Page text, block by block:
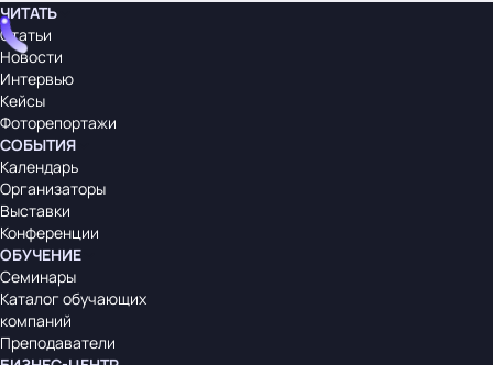
ЧИТАТЬ
Статьи
Новости
Интервью
Кейсы
Фоторепортажи
СОБЫТИЯ
Календарь
Организаторы
Выставки
Конференции
ОБУЧЕНИЕ
Семинары
Каталог обучающих
компаний
Преподаватели